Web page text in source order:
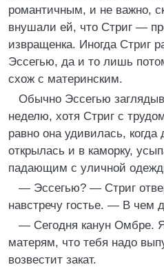
романтичным, и не важно,
внушали ей, что Стриг —
извращенка. Иногда Стриг
Эссегью, да и то лишь
схож с материнским.
Обычно Эссегью
неделю, хотя Стриг с
равно она удивилась,
открылась и в каморку,
падающим с уличной
— Эссегью? — Стриг
навстречу гостье. — В чем
— Сегодня канун Омбре.
матерям, что тебя надо
возвестит закат.